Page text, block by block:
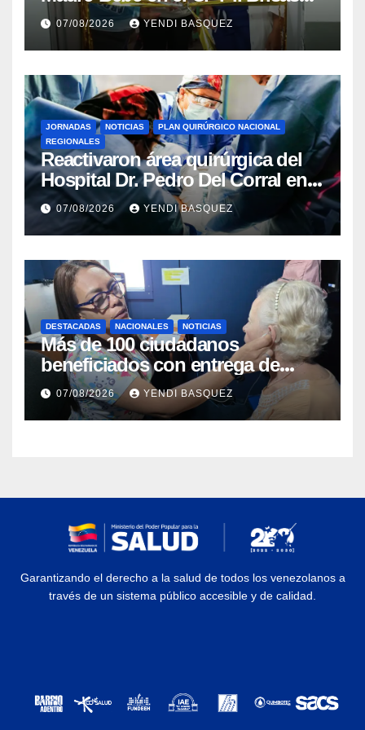
del Aeropuerto ​Inauguraron
Rincón
07/08/2026 YENDI BASQUEZ
JORNADAS NOTICIAS
PLAN QUIRÚRGICO NACIONAL
REGIONALES
Reactivaron área quirúrgica del
Hospital Dr. Pedro Del Corral en
Guárico
07/08/2026 YENDI BASQUEZ
DESTACADAS NACIONALES NOTICIAS
Más de 100 ciudadanos
beneficiados con entrega de
prótesis auditivas en el Centro de
Rehabilitación J.J. Arvelo
07/08/2026 YENDI BASQUEZ
Garantizando el derecho a la salud de todos los venezolanos a
través de un sistema público accesible y de calidad.